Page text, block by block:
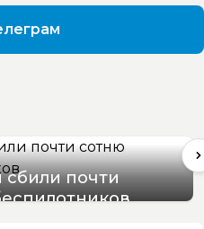
сбили почти